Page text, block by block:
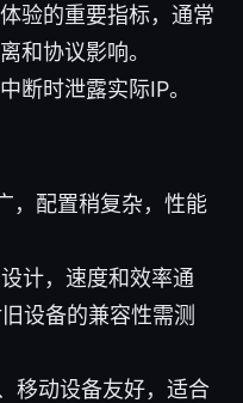
验的重要指标，通常
和协议影响。
断时泄露实际IP。
，配置稍复杂，性能
计，速度和效率通
设备的兼容性需测
移动设备友好，适合